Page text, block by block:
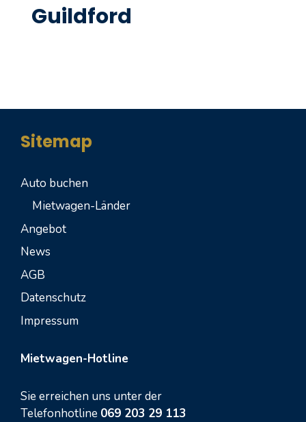
Guildford
Sitemap
Auto buchen
Mietwagen-Länder
Angebot
News
AGB
Datenschutz
Impressum
Mietwagen-Hotline
Sie erreichen uns unter der
Telefonhotline 069 203 29 113